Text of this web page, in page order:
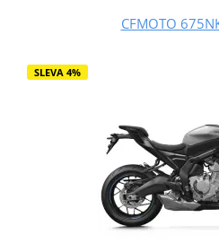
CFMOTO
SLEVA 4%